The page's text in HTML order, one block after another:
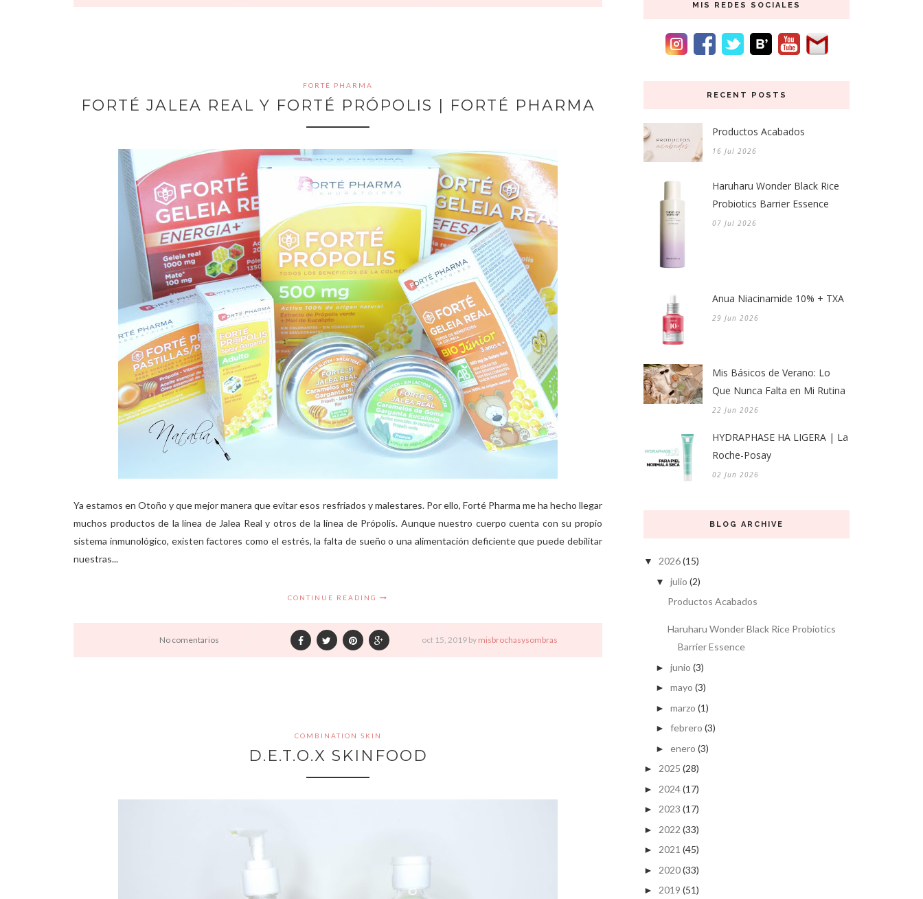
FORTÉ PHARMA
FORTÉ JALEA REAL Y FORTÉ PRÓPOLIS | FORTÉ PHARMA
Ya estamos en Otoño y que mejor manera que evitar esos resfriados y malestares. Por ello, Forté Pharma me ha hecho llegar
muchos productos de la línea de Jalea Real y otros de la línea de Própolis. Aunque nuestro cuerpo cuenta con su propio
sistema inmunológico, existen factores como el estrés, la falta de sueño o una alimentación deficiente que puede debilitar
nuestras...
CONTINUE READING
No comentarios oct 15, 2019 by misbrochasysombras
COMBINATION SKIN
D.E.T.O.X SKINFOOD
MIS REDES SOCIALES
RECENT POSTS
Productos Acabados
16 Jul 2026
Haruharu Wonder Black Rice
Probiotics Barrier Essence
07 Jul 2026
Anua Niacinamide 10% + TXA
29 Jun 2026
Mis Básicos de Verano: Lo
Que Nunca Falta en Mi Rutina
22 Jun 2026
HYDRAPHASE HA LIGERA | La
Roche-Posay
02 Jun 2026
BLOG ARCHIVE
▼ 2026(15)
▼ julio (2)
Productos Acabados
Haruharu Wonder Black Rice Probiotics
Barrier Essence
► junio (3)
► mayo (3)
► marzo (1)
► febrero (3)
► enero (3)
► 2025 (28)
► 2024(17)
► 2023 (17)
► 2022 (33)
► 2021 (45)
► 2020(33)
► 2019 (51)